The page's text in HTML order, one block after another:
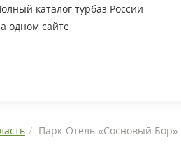
каталог турбаз России
одном сайте
Парк-Отель «Сосновый Бор»